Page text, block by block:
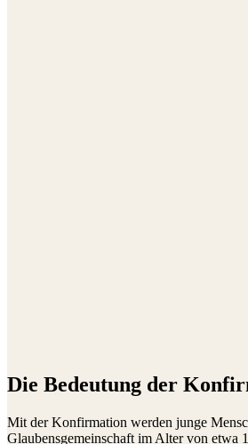
Die Bedeutung der
Mit der Konfirmation werden junge
Glaubensgemeinschaft im Alter von etwa